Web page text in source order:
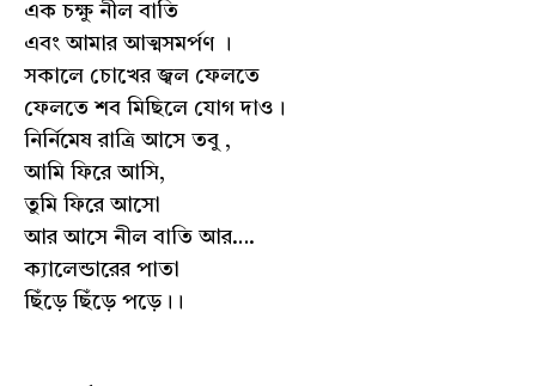
এক চক্ষু নীল বাতি
এবং আমার আত্মসমর্পণ ।
সকালে চোখের জ্বল ফেলতে
ফেলতে শব মিছিলে যোগ দাও।
নির্নিমেষ রাত্রি আসে তবু ,
আমি ফিরে আসি,
তুমি ফিরে আসো
আর আসে নীল বাতি আর….
ক্যালেন্ডারের পাতা
ছিঁড়ে ছিঁড়ে পড়ে।।